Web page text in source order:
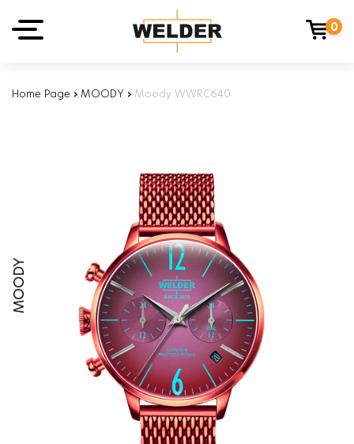
0
Home Page › MOODY › Moody WWRC640
MOODY